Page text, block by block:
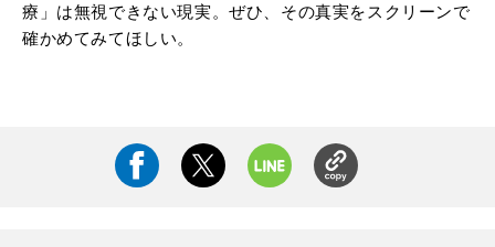
療」は無視できない現実。ぜひ、その真実をスクリーンで
確かめてみてほしい。